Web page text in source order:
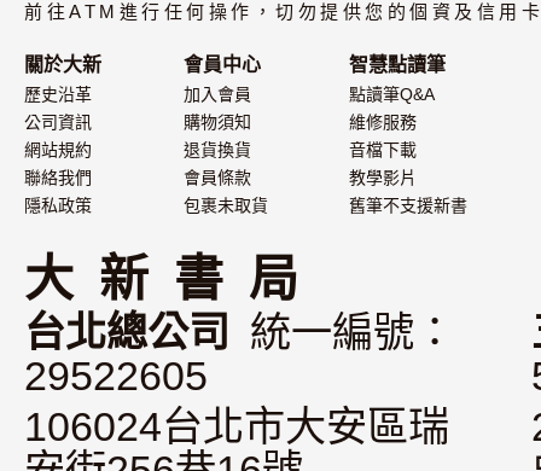
前往ATM進行任何操作，切勿提供您的個資及信用
關於大新
歷史沿革
公司資訊
網站規約
聯絡我們
隱私政策
會員中心
加入會員
購物須知
退貨換貨
會員條款
包裹未取貨
智慧點讀筆
點讀筆Q&A
維修服務
音檔下載
教學影片
舊筆不支援新書
大 新 書 局
台北總公司
統一編號：
29522605
106024台北市大安區瑞